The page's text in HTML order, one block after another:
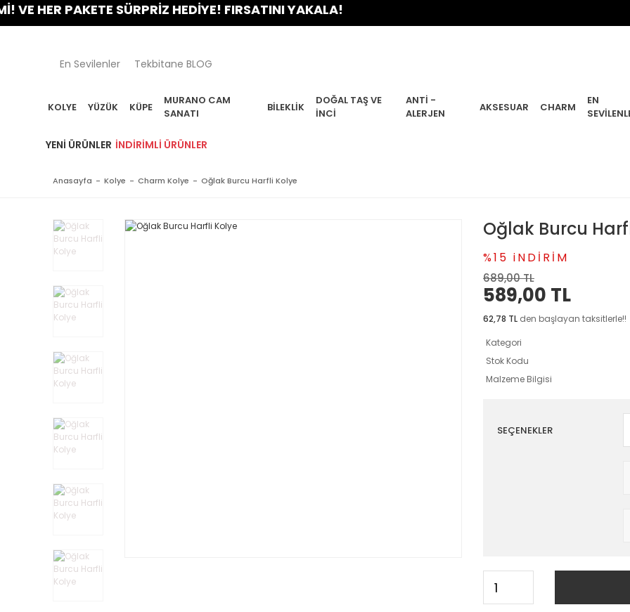
PAKETE SÜRPRİZ HEDİYE! FIRSATINI YAKALA!
En Sevilenler Tekbitane BLOG
KOLYE YÜZÜK KÜPE
MURANO CAM
SANATI
BILEKLIK
DOĞAL TAŞ VE
İNCI
ANTI -
ALERJEN
AKSESUAR CHARM
EN
YENI ÜRÜNLER İNDIRIMLI ÜRÜNLER
Anasayfa Kolye Charm Kolye Oğlak Burcu Harfli Kolye
Oğlak Burcu
%15 iNDİRİM
689,00 TL
589,00 TL
62,78 TL den başlayan taksitlerle!!
Kategori
Stok Kodu
Malzeme Bilgisi
SEÇENEKLER